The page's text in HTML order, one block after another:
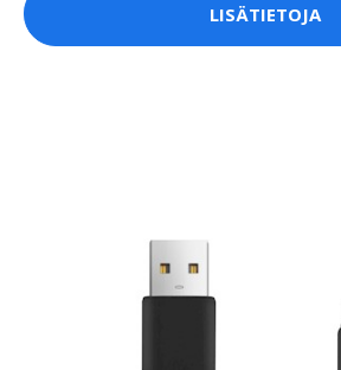
LISÄTIETOJA